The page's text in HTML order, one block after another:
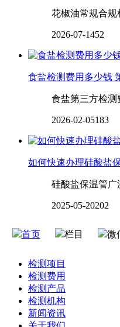
花椒油常规合规
2026-07-1452
食盐检测费用多少钱
食盐第三方检测
2026-02-05183
如何快速办理硅酸盐
硅酸盐保温管广
2025-05-20202
首页 栏目 微
检测项目
检测费用
检测产品
检测机构
新闻资讯